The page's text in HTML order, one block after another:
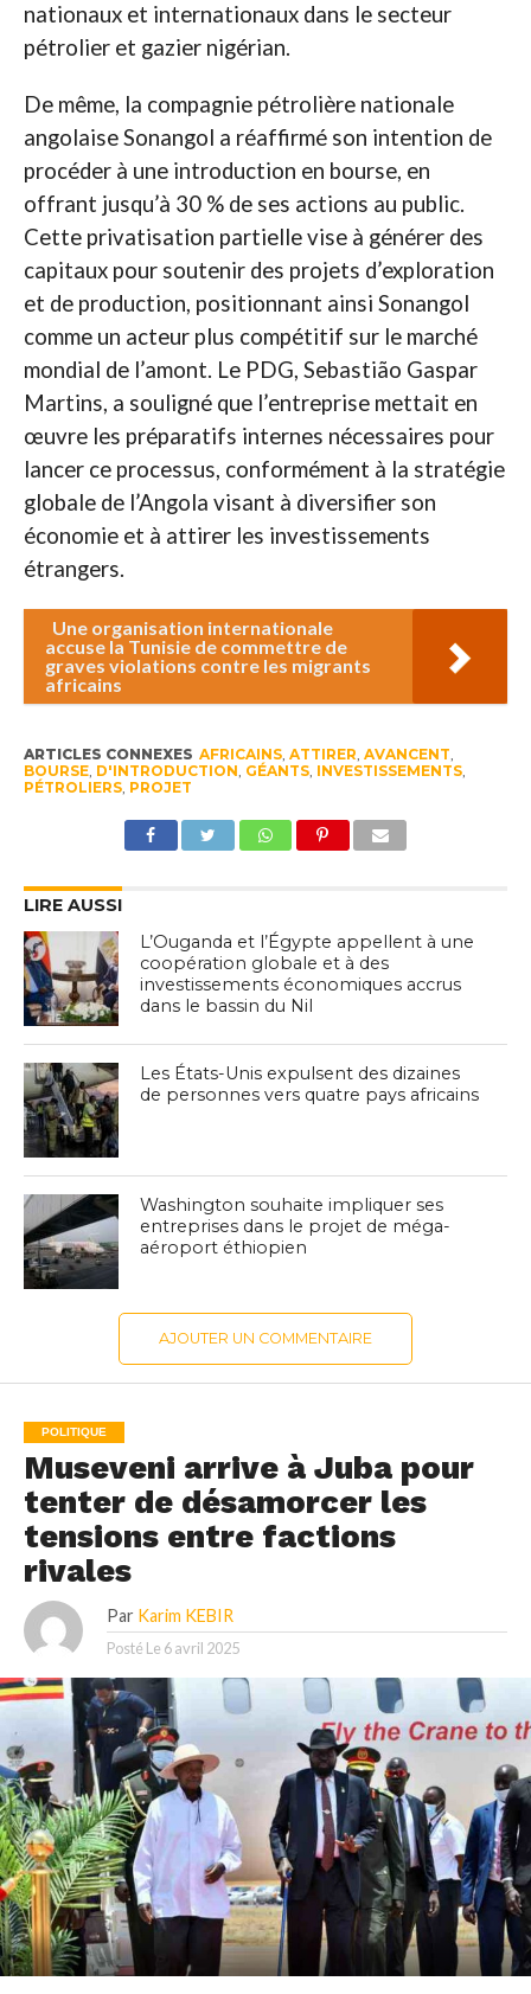
nationaux et internationaux dans le secteur
pétrolier et gazier nigérian.
De même, la compagnie pétrolière nationale
angolaise Sonangol a réaffirmé son intention de
procéder à une introduction en bourse, en
offrant jusqu’à 30 % de ses actions au public.
Cette privatisation partielle vise à générer des
capitaux pour soutenir des projets d’exploration
et de production, positionnant ainsi Sonangol
comme un acteur plus compétitif sur le marché
mondial de l’amont. Le PDG, Sebastião Gaspar
Martins, a souligné que l’entreprise mettait en
œuvre les préparatifs internes nécessaires pour
lancer ce processus, conformément à la stratégie
globale de l’Angola visant à diversifier son
économie et à attirer les investissements
étrangers.
Une organisation internationale
accuse la Tunisie de commettre de
graves violations contre les migrants
africains
ARTICLES CONNEXES AFRICAINS, ATTIRER, AVANCENT,
BOURSE, D'INTRODUCTION, GÉANTS, INVESTISSEMENTS,
PÉTROLIERS, PROJET
LIRE AUSSI
L’Ouganda et l’Égypte appellent à une
coopération globale et à des
investissements économiques accrus
dans le bassin du Nil
Les États-Unis expulsent des dizaines
de personnes vers quatre pays africains
Washington souhaite impliquer ses
entreprises dans le projet de méga-
aéroport éthiopien
AJOUTER UN COMMENTAIRE
POLITIQUE
Museveni arrive à Juba pour
tenter de désamorcer les
tensions entre factions
rivales
Par Karim KEBIR
Posté Le 6 avril 2025